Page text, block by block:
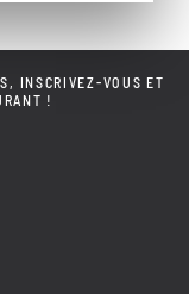
INSCRIVEZ-VOUS ET
!